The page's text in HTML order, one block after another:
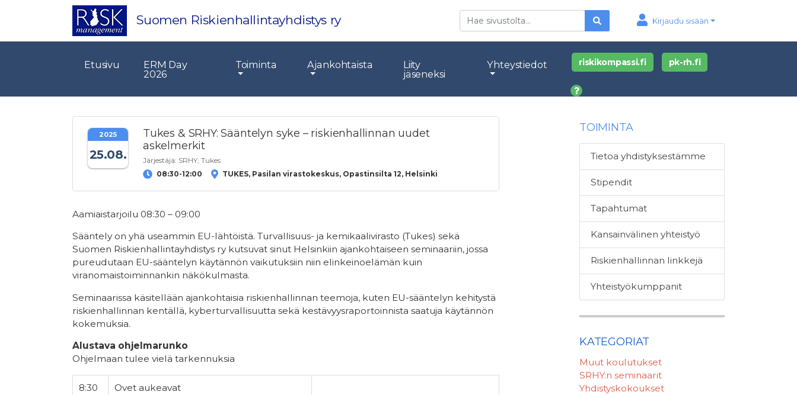
Suomen Riskienhallintayhdistys ry Kirjaudu sisään
Etsi
Etusivu
ERM Day
2026
Toiminta Ajankohtaista
Liity
jäseneksi
Yhteystiedot riskikompassi.fi pk-rh.fi
2025
25.08.
Tukes & SRHY: Sääntelyn syke – riskienhallinnan uudet
askelmerkit
Järjestäjä: SRHY, Tukes
08:30-12:00
TUKES, Pasilan virastokeskus, Opastinsilta 12, Helsinki
Aamiaistarjoilu 08:30 – 09:00
Sääntely on yhä useammin EU-lähtöistä. Turvallisuus- ja kemikaalivirasto (Tukes) sekä
Suomen Riskienhallintayhdistys ry kutsuvat sinut Helsinkiin ajankohtaiseen seminaariin, jossa
pureudutaan EU-sääntelyn käytännön vaikutuksiin niin elinkeinoelämän kuin
viranomaistoiminnankin näkökulmasta.
Seminaarissa käsitellään ajankohtaisia riskienhallinnan teemoja, kuten EU-sääntelyn kehitystä
riskienhallinnan kentällä, kyberturvallisuutta sekä kestävyysraportoinnista saatuja käytännön
kokemuksia.
Alustava ohjelmarunko
Ohjelmaan tulee vielä tarkennuksia
8:30 Ovet aukeavat
TOIMINTA
Tietoa yhdistyksestämme
Stipendit
Tapahtumat
Kansainvälinen yhteistyö
Riskienhallinnan linkkejä
Yhteistyökumppanit
KATEGORIAT
Muut koulutukset
SRHY:n seminaarit
Yhdistyskokoukset